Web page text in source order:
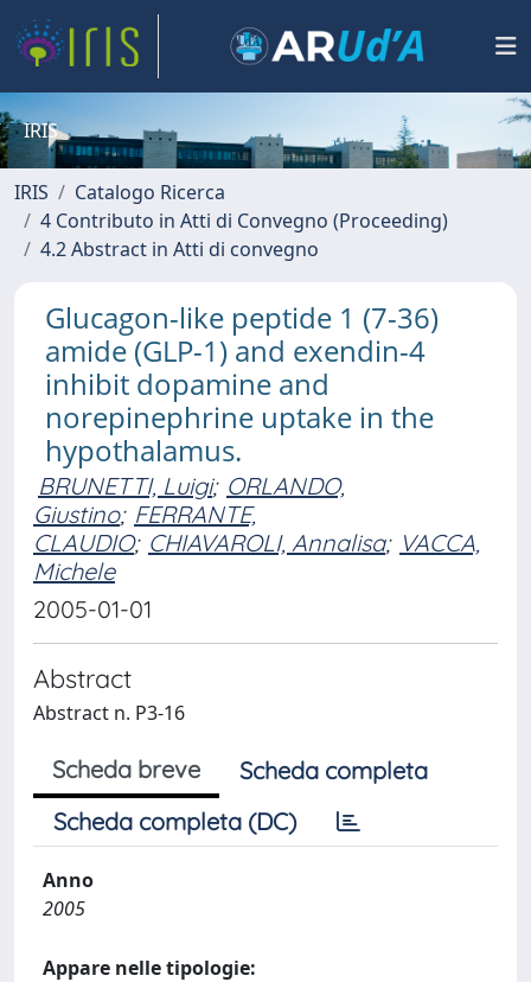
IRIS
IRIS
Catalogo Ricerca
4 Contributo in Atti di Convegno (Proceeding)
4.2 Abstract in Atti di convegno
Glucagon-like peptide 1 (7-36)
amide (GLP-1) and exendin-4
inhibit dopamine and
norepinephrine uptake in the
hypothalamus.
BRUNETTI, Luigi; ORLANDO,
Giustino; FERRANTE,
CLAUDIO; CHIAVAROLI, Annalisa; VACCA,
Michele
2005-01-01
Abstract
Abstract n. P3-16
Scheda breve
Scheda completa
Scheda completa (DC)
Anno
2005
Appare nelle tipologie: